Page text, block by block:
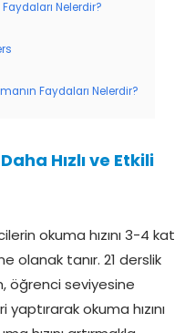
Nelerdir?
Faydaları Nelerdir?
Hızlı ve Etkili
okuma hızını 3-4 kat
olanak tanır. 21 derslik
öğrenci seviyesine
okuma hızını